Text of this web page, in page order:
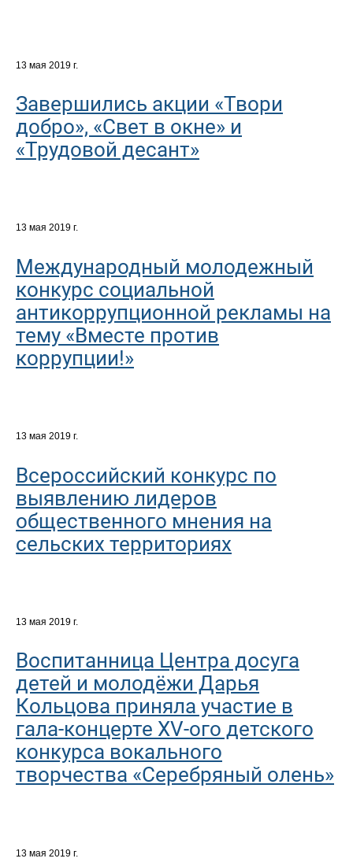
13 мая 2019 г.
Завершились акции «Твори
добро», «Свет в окне» и
«Трудовой десант»
13 мая 2019 г.
Международный молодежный
конкурс социальной
антикоррупционной рекламы на
тему «Вместе против
коррупции!»
13 мая 2019 г.
Всероссийский конкурс по
выявлению лидеров
общественного мнения на
сельских территориях
13 мая 2019 г.
Воспитанница Центра досуга
детей и молодёжи Дарья
Кольцова приняла участие в
гала-концерте XV-ого детского
конкурса вокального
творчества «Серебряный олень»
13 мая 2019 г.